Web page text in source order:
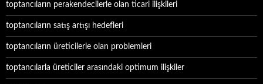
toptancıların perakendecilerle olan ticari ilişkileri
toptancıların satış artışı hedefleri
toptancıların üreticilerle olan problemleri
toptancılarla üreticiler arasındaki optimum ilişkiler